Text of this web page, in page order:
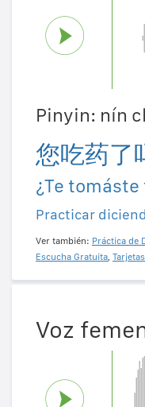
Pinyin: nín
您吃药了
¿Te
Practicar
Ver también: Práctica de
Escucha Gratuita,
Voz